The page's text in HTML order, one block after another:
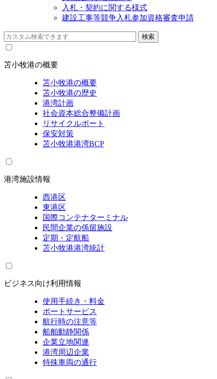
入札・契約に関する様式
建設工事等競争入札参加資格審査申請
苫小牧港の概要
苫小牧港の概要
苫小牧港の歴史
港湾計画
社会資本総合整備計画
リサイクルポート
保安対策
苫小牧港港湾BCP
港湾施設情報
西港区
東港区
国際コンテナターミナル
民間企業の係留施設
定期・定航船
苫小牧港港湾統計
ビジネス向け利用情報
使用手続き・料金
ポートサービス
航行時の注意等
船舶動静関係
企業立地関連
港湾周辺企業
特殊車両の通行